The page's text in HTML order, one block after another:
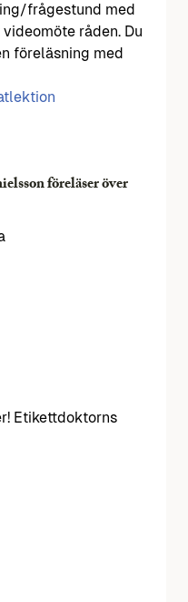
frågestund med
råden. Du
föreläsning med
föreläser över
Etikettdoktorns